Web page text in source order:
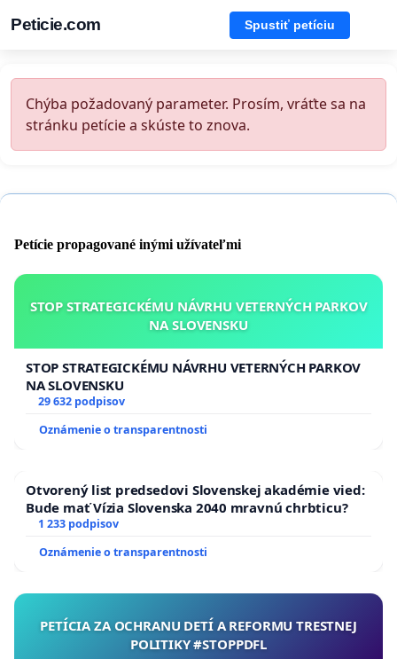
Peticie.com Spustiť petíciu
Chýba požadovaný parameter. Prosím, vráťte sa na
stránku petície a skúste to znova.
Petície propagované inými užívateľmi
STOP STRATEGICKÉMU NÁVRHU VETERNÝCH PARKOV
NA SLOVENSKU
STOP STRATEGICKÉMU NÁVRHU VETERNÝCH PARKOV
NA SLOVENSKU
29 632 podpisov
Oznámenie o transparentnosti
Otvorený list predsedovi Slovenskej akadémie vied:
Bude mať Vízia Slovenska 2040 mravnú chrbticu?
1 233 podpisov
Oznámenie o transparentnosti
PETÍCIA ZA OCHRANU DETÍ A REFORMU TRESTNEJ
POLITIKY #STOPPDFL